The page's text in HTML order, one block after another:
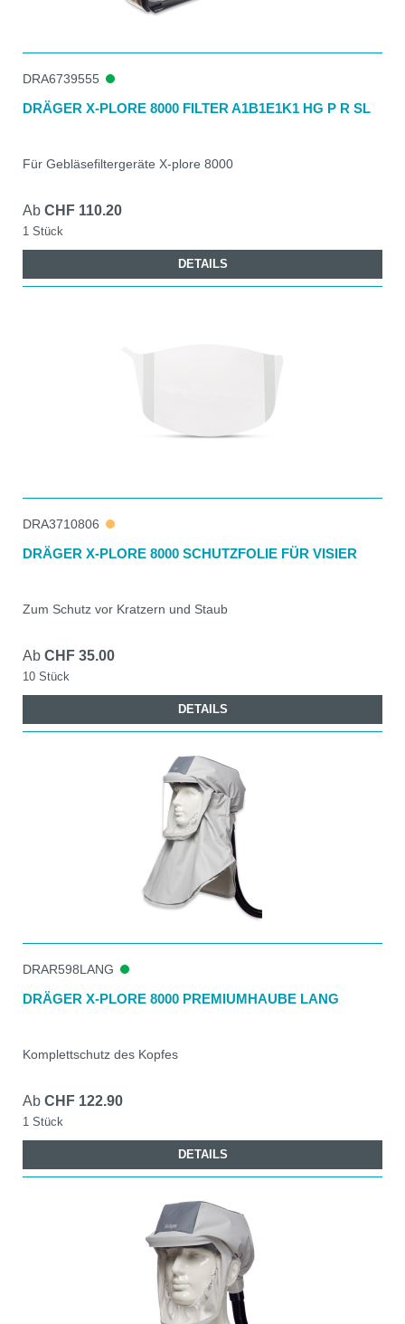
DRA6739555
DRÄGER X-PLORE 8000 FILTER A1B1E1K1 HG P R SL
Für Gebläsefiltergeräte X-plore 8000
Ab CHF 110.20
1 Stück
DETAILS
DRA3710806
DRÄGER X-PLORE 8000 SCHUTZFOLIE FÜR VISIER
Zum Schutz vor Kratzern und Staub
Ab CHF 35.00
10 Stück
DETAILS
DRAR598LANG
DRÄGER X-PLORE 8000 PREMIUMHAUBE LANG
Komplettschutz des Kopfes
Ab CHF 122.90
1 Stück
DETAILS